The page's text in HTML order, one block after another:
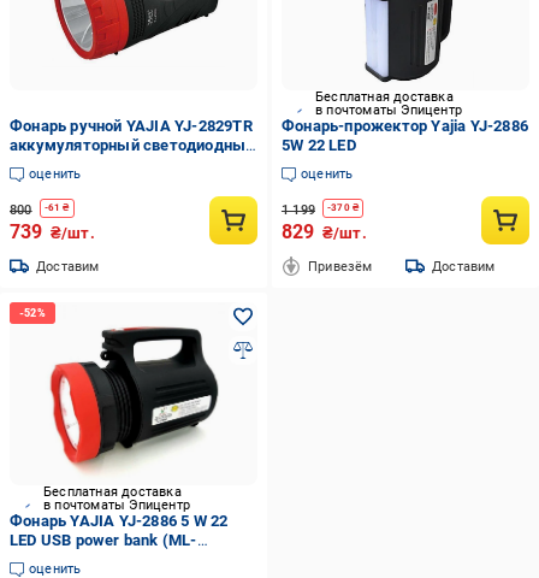
Фонарь ручной YAJIA YJ-2829TR
аккумуляторный светодиодный
(3014729ER)
оценить
800 -61 ₴
739 ₴/шт.
Доставим
Бесплатная доставка
в почтоматы Эпицентр
Фонарь-прожектор Yajia YJ-2886
5W 22 LED
оценить
1 199 -370₴
829 ₴/шт.
Привезём Доставим
Бесплатная доставка
в почтоматы Эпицентр
Фонарь YAJIA YJ-2886 5 W 22
LED USB power bank (ML-
0000001)
оценить